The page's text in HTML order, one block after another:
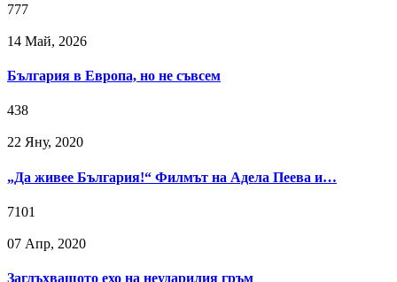
777
14 Май, 2026
България в Европа, но не съвсем
438
22 Яну, 2020
„Да живее България!“ Филмът на Адела Пеева и…
7101
07 Апр, 2020
Заглъхващото ехо на неударилия гръм